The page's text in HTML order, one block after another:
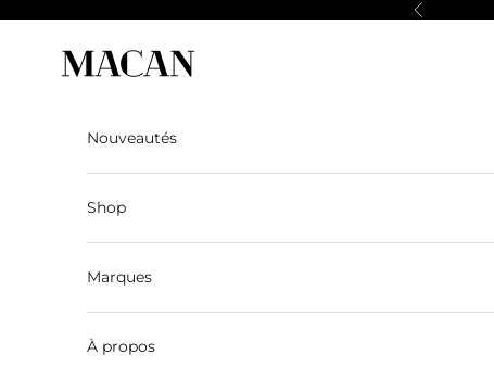
Précédent
Macan Story
Nouveautés
Shop
Marques
À propos